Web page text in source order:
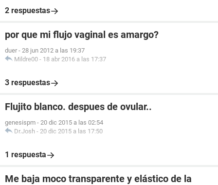
2 respuestas
por que mi flujo vaginal es amargo?
duer - 28 jun 2012 a las 19:37
Mildre00 - 18 abr 2016 a las 17:37
3 respuestas
Flujito blanco. despues de ovular..
genesispm - 20 dic 2015 a las 02:54
Dr.Josh - 20 dic 2015 a las 17:50
1 respuesta
Me baja moco transparente y elástico de la